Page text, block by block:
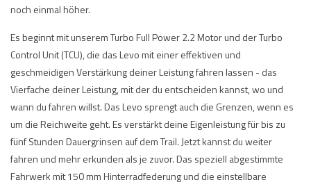
noch einmal höher.
Es beginnt mit unserem Turbo Full Power 2.2 Motor und der Turbo
Control Unit (TCU), die das Levo mit einer effektiven und
geschmeidigen Verstärkung deiner Leistung fahren lassen - das
Vierfache deiner Leistung, mit der du entscheiden kannst, wo und
wann du fahren willst. Das Levo sprengt auch die Grenzen, wenn es
um die Reichweite geht. Es verstärkt deine Eigenleistung für bis zu
fünf Stunden Dauergrinsen auf dem Trail. Jetzt kannst du weiter
fahren und mehr erkunden als je zuvor. Das speziell abgestimmte
Fahrwerk mit 150 mm Hinterradfederung und die einstellbare